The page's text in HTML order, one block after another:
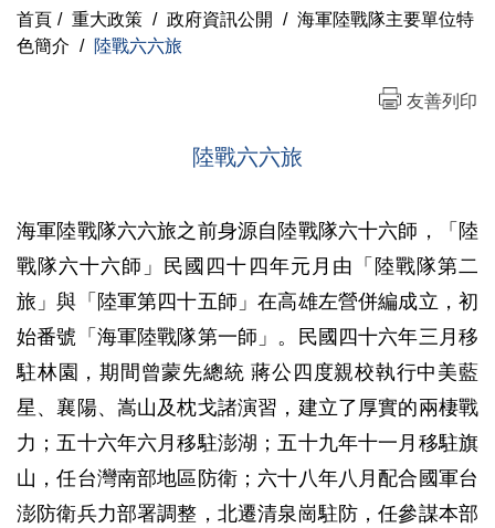
首頁 / 重大政策 / 政府資訊公開 / 海軍陸戰隊主要單位特
色簡介 / 陸戰六六旅
友善列印
陸戰六六旅
海軍陸戰隊六六旅之前身源自陸戰隊六十六師，「陸
戰隊六十六師」民國四十四年元月由「陸戰隊第二
旅」與「陸軍第四十五師」在高雄左營併編成立，初
始番號「海軍陸戰隊第一師」。民國四十六年三月移
駐林園，期間曾蒙先總統 蔣公四度親校執行中美藍
星、襄陽、嵩山及枕戈諸演習，建立了厚實的兩棲戰
力；五十六年六月移駐澎湖；五十九年十一月移駐旗
山，任台灣南部地區防衛；六十八年八月配合國軍台
澎防衛兵力部署調整，北遷清泉崗駐防，任參謀本部